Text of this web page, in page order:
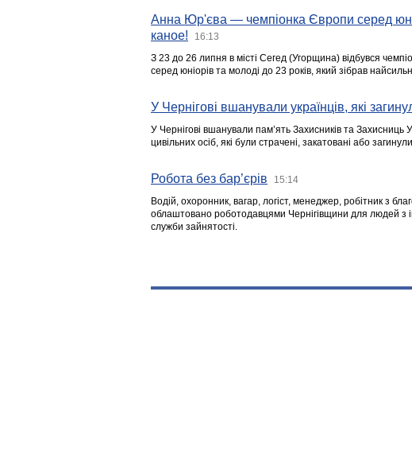
Анна Юр'єва — чемпіонка Європи серед
каное!
16:13
З 23 до 26 липня в місті Сегед (Угорщина) відбувся
серед юніорів та молоді до 23 років, який зібрав
У Чернігові вшанували українців, які
У Чернігові вшанували пам’ять Захисників та Захисниць
цивільних осіб, які були страчені, закатовані або
Робота без бар’єрів 15:14
Водій, охоронник, вагар, логіст, менеджер, робітник з
облаштовано роботодавцями Чернігівщини для людей з
служби зайнятості.